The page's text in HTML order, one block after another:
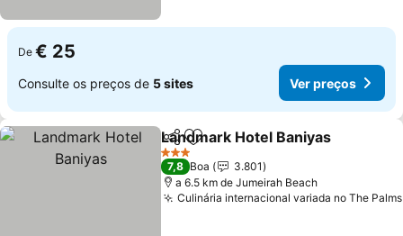
De € 25
Consulte os preços de 5 sites Ver preços
PartilharAdicionar aos favoritos
Landmark Hotel Baniyas
3 Estrelas
7,8 Boa
3.801
a 6.5 km de Jumeirah Beach
Culinária internacional variada no The Palms